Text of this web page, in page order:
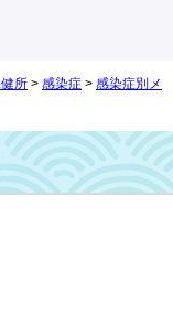
所 > 感染症 > 感染症別メ